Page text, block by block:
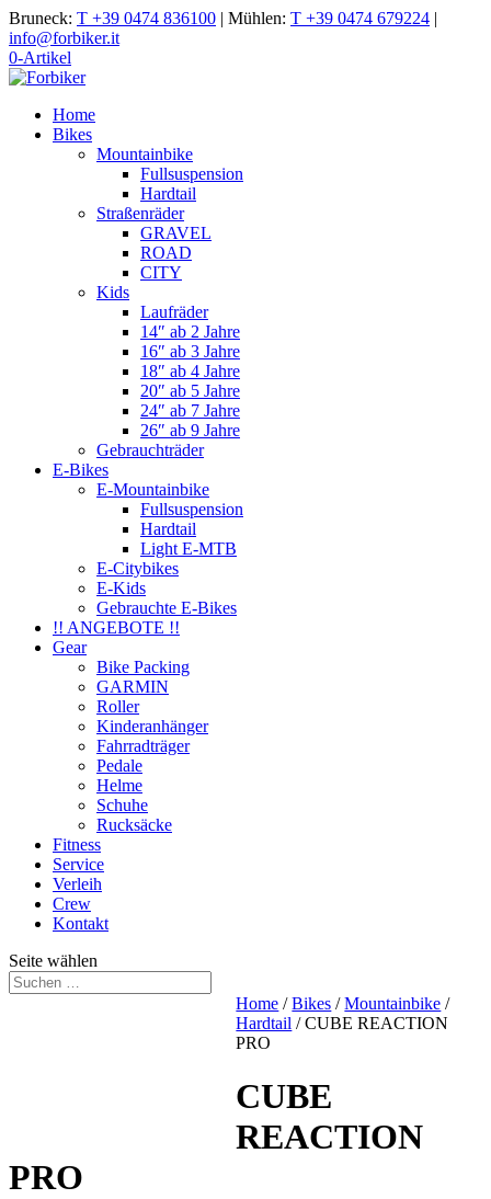
Bruneck: T +39 0474 836100 | Mühlen: T +39 0474 679224 |
info@forbiker.it
0-Artikel
Home
Bikes
Mountainbike
Fullsuspension
Hardtail
Straßenräder
GRAVEL
ROAD
CITY
Kids
Laufräder
14″ ab 2 Jahre
16″ ab 3 Jahre
18″ ab 4 Jahre
20″ ab 5 Jahre
24″ ab 7 Jahre
26″ ab 9 Jahre
Gebrauchträder
E-Bikes
E-Mountainbike
Fullsuspension
Hardtail
Light E-MTB
E-Citybikes
E-Kids
Gebrauchte E-Bikes
!! ANGEBOTE !!
Gear
Bike Packing
GARMIN
Roller
Kinderanhänger
Fahrradträger
Pedale
Helme
Schuhe
Rucksäcke
Fitness
Service
Verleih
Crew
Kontakt
Seite wählen
Home /Bikes /Mountainbike /
Hardtail / CUBE REACTION
PRO
CUBE
REACTION
PRO